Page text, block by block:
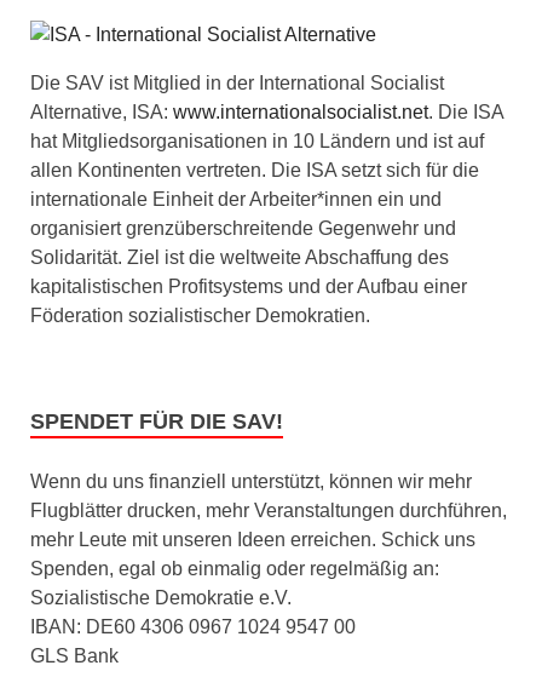
Die SAV ist Mitglied in der International Socialist
Alternative, ISA: www.internationalsocialist.net. Die ISA
hat Mitgliedsorganisationen in 10 Ländern und ist auf
allen Kontinenten vertreten. Die ISA setzt sich für die
internationale Einheit der Arbeiter*innen ein und
organisiert grenzüberschreitende Gegenwehr und
Solidarität. Ziel ist die weltweite Abschaffung des
kapitalistischen Profitsystems und der Aufbau einer
Föderation sozialistischer Demokratien.
SPENDET FÜR DIE SAV!
Wenn du uns finanziell unterstützt, können wir mehr
Flugblätter drucken, mehr Veranstaltungen durchführen,
mehr Leute mit unseren Ideen erreichen. Schick uns
Spenden, egal ob einmalig oder regelmäßig an:
Sozialistische Demokratie e.V.
IBAN: DE60 4306 0967 1024 9547 00
GLS Bank